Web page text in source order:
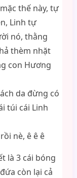
thế này, tự
Linh tự
nó, thằng
thèm nhặt
con Hương
da đừng có
túi cái Linh
nè, ê ê ê
là 3 cái bóng
còn lại cả